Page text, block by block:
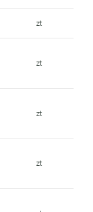
zt
zt
zt
zt